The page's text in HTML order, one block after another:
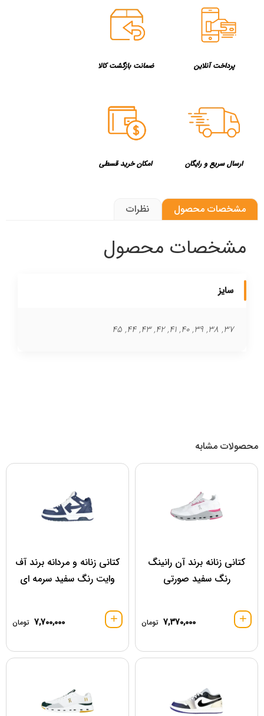
پرداخت آنلاین ضمانت بازگشت کالا
ارسال سریع و رایگان امکان خرید قسطی
مشخصات محصول نظرات
مشخصات محصول
سایز
37, 38, 39, 40, 41, 42, 43, 44, 45
محصولات مشابه
کتانی زنانه برند آن رانینگ
رنگ سفید صورتی
7,370,000 تومان
کتانی زنانه و مردانه برند آف
وایت رنگ سفید سرمه ای
7,700,000 تومان